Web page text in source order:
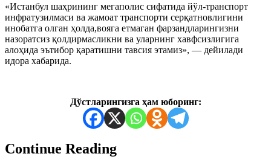
«Истанбул шаҳрининг мегаполис сифатида йўл-транспорт
инфратузилмаси ва жамоат транспорти серқатновлигини
инобатга олган ҳолда,вояга етмаган фарзандларингизни
назоратсиз қолдирмасликни ва уларнинг хавфсизлигига
алоҳида эътибор қаратишни тавсия этамиз», — дейилади
идора хабарида.
Дўстларингизга ҳам юборинг:
Continue Reading